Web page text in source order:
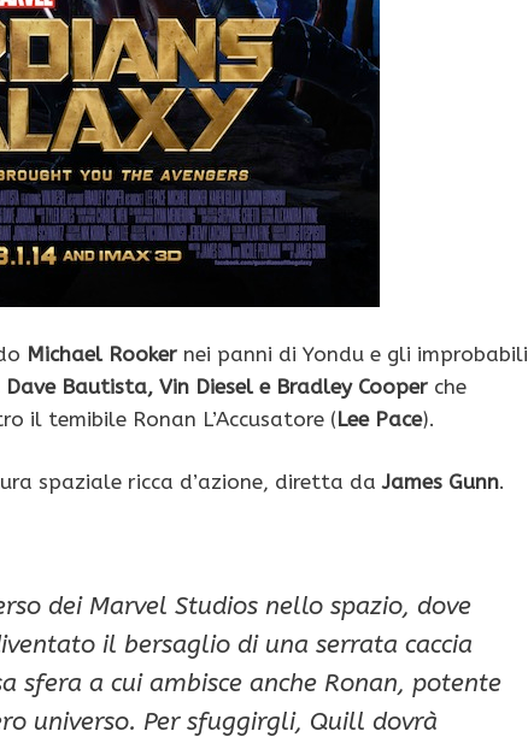
Michael Rooker nei panni di Yondu e gli improbabili
Bautista, Vin Diesel e Bradley Cooper che
il temibile Ronan L’Accusatore (Lee Pace).
spaziale ricca d’azione, diretta daJames Gunn.
dei Marvel Studios nello spazio, dove
il bersaglio di una serrata caccia
sfera a cui ambisce anche Ronan, potente
universo. Per sfuggirgli, Quill dovrà